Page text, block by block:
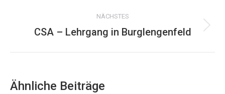
NÄCHSTES
Nächster
CSA – Lehrgang in Burglengenfeld
Ähnliche Beiträge